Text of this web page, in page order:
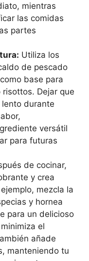
mientras
las comidas
partes
Utiliza los
de pescado
base para
Dejar que
durante
versátil
para futuras
de cocinar,
y crea
mezcla la
y hornea
para un delicioso
el
añade
manteniendo tu